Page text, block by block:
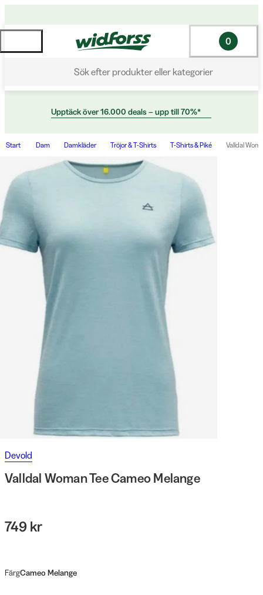
Sök efter produkter eller kategorier
0
Upptäck över 16.000 deals – upp till 70%*
Start Dam Damkläder Tröjor & T-Shirts T-Shirts & Piké Valldal
Devold
Valldal Woman Tee Cameo Melange
749 kr
FärgCameo Melange